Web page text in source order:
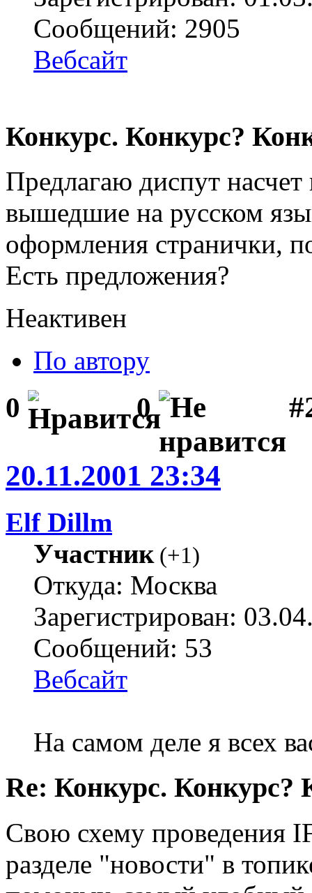
Сообщений: 2905
Вебсайт
Конкурс. Конкурс?
Предлагаю диспут
вышедшие на русском
оформления странички,
Есть предложения?
Неактивен
По автору
0 0
20.11.2001 23:34
Elf Dillm
Участник(+1)
Откуда: Москва
Зарегистрирован:
Сообщений: 53
Вебсайт
На самом деле я всех
Re: Конкурс. Конкурс?
Свою схему проведения
разделе "новости" в